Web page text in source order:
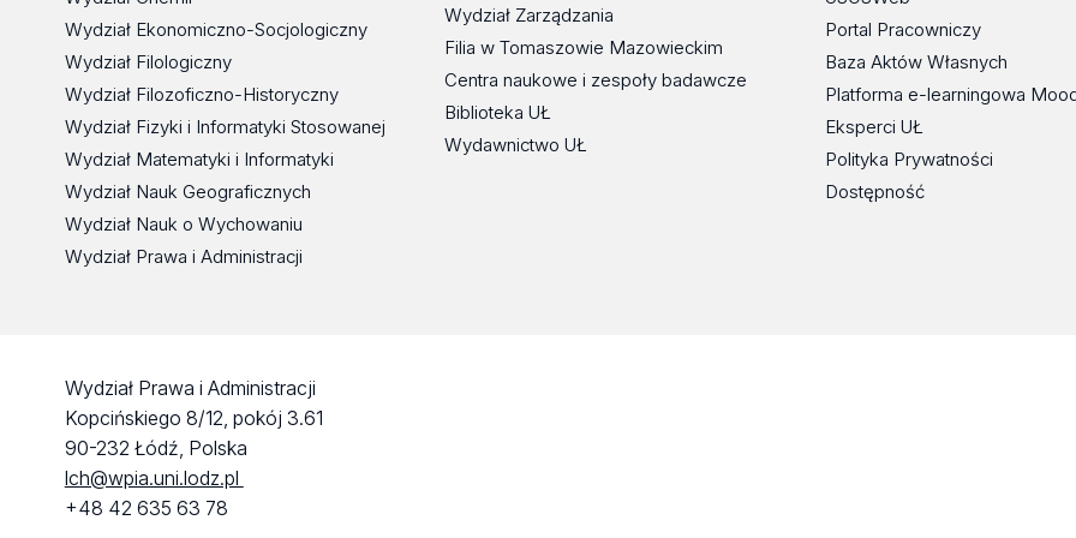
Wydział Ekonomiczno-Socjologiczny
Wydział Filologiczny
Wydział Filozoficzno-Historyczny
Wydział Fizyki i Informatyki Stosowanej
Wydział Matematyki i Informatyki
Wydział Nauk Geograficznych
Wydział Nauk o Wychowaniu
Wydział Prawa i Administracji
Wydział Zarządzania
Filia w Tomaszowie Mazowieckim
Centra naukowe i zespoły badawcze
Biblioteka UŁ
Wydawnictwo UŁ
Portal Pracowniczy
Baza Aktów Własnych
Platforma e-learningowa
Eksperci UŁ
Polityka Prywatności
Dostępność
Wydział Prawa i Administracji
Kopcińskiego 8/12, pokój 3.61
90-232 Łódź, Polska
lch@wpia.uni.lodz.pl
+48 42 635 63 78